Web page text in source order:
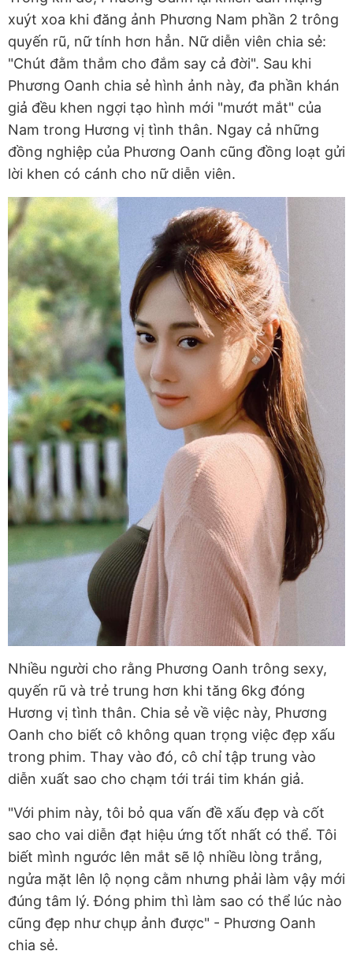
xuýt xoa khi đăng ảnh Phương Nam phần 2 trông
quyến rũ, nữ tính hơn hẳn. Nữ diễn viên chia sẻ:
"Chút đằm thắm cho đắm say cả đời". Sau khi
Phương Oanh chia sẻ hình ảnh này, đa phần khán
giả đều khen ngợi tạo hình mới "mướt mắt" của
Nam trong Hương vị tình thân. Ngay cả những
đồng nghiệp của Phương Oanh cũng đồng loạt gửi
lời khen có cánh cho nữ diễn viên.
Nhiều người cho rằng Phương Oanh trông sexy,
quyến rũ và trẻ trung hơn khi tăng 6kg đóng
Hương vị tình thân. Chia sẻ về việc này, Phương
Oanh cho biết cô không quan trọng việc đẹp xấu
trong phim. Thay vào đó, cô chỉ tập trung vào
diễn xuất sao cho chạm tới trái tim khán giả.
"Với phim này, tôi bỏ qua vấn đề xấu đẹp và cốt
sao cho vai diễn đạt hiệu ứng tốt nhất có thể. Tôi
biết mình ngước lên mắt sẽ lộ nhiều lòng trắng,
ngửa mặt lên lộ nọng cằm nhưng phải làm vậy mới
đúng tâm lý. Đóng phim thì làm sao có thể lúc nào
cũng đẹp như chụp ảnh được" - Phương Oanh
chia sẻ.